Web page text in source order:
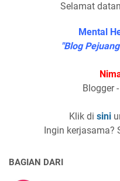
Selamat
Mental
"Blog
Blogger
Klik di sini
Ingin kerjasama?
BAGIAN DARI